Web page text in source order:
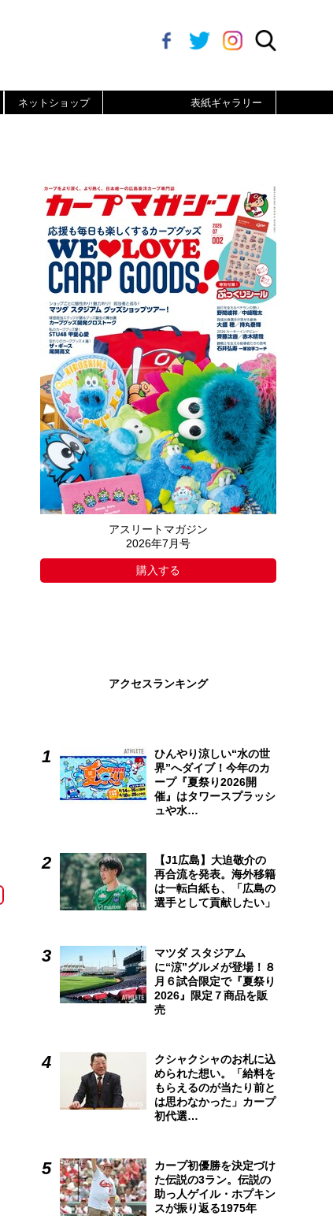
ネットショップ 表紙ギャラリー
アスリートマガジン
2026年7月号
購入する
アクセスランキング
ひんやり涼しい“水の世
界”へダイブ！今年のカ
ープ『夏祭り2026開
催』はタワースプラッシ
ュや水…
【J1広島】大迫敬介の
再合流を発表。海外移籍
は一転白紙も、「広島の
選手として貢献したい」
マツダ スタジアム
に“涼”グルメが登場！８
月６試合限定で『夏祭り
2026』限定７商品を販
売
クシャクシャのお札に込
められた想い。「給料を
もらえるのが当たり前と
は思わなかった」カープ
初代選…
カープ初優勝を決定づけ
た伝説の3ラン。伝説の
助っ人ゲイル・ホプキン
スが振り返る1975年